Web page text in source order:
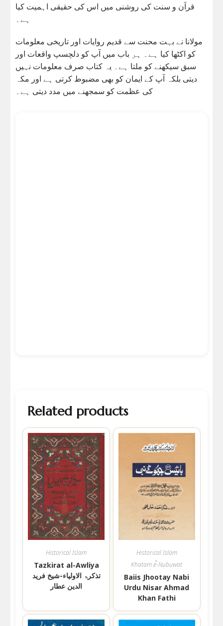
قرآن و سنت کی روشنی میں اس کی حقیقی اہمیت کیا
ہے۔
مولانا نے بہت محنت سے قدیم روایات اور تاریخی معلومات
کو اکٹھا کیا ہے۔ ہر باب میں آپ کو دلچسپ واقعات اور
سبق سیکھنے کو ملتا ہے۔ یہ کتاب صرف معلومات نہیں
دیتی بلکہ آپ کے ایمان کو بھی مضبوط کرتی ہے اور مکہ
کی عظمت کو سمجھنے میں مدد دیتی ہے۔
Related products
Historical Islam
Tazkirat al-Awliya
تذکرۃ الاولیاء-شیخ فرید
الدین عطار
Historical Islam
,
Khatam e-Nubuwat
Baiis Jhootay Nabi
Urdu Nisar Ahmad
Khan Fathi